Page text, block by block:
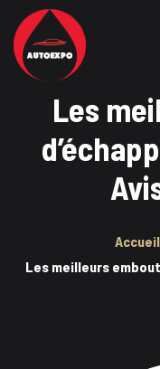
Les
Accueil
Les meilleurs